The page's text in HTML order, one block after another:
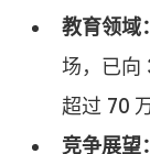
教育领域：
场，已向
超过 70
竞争展望：